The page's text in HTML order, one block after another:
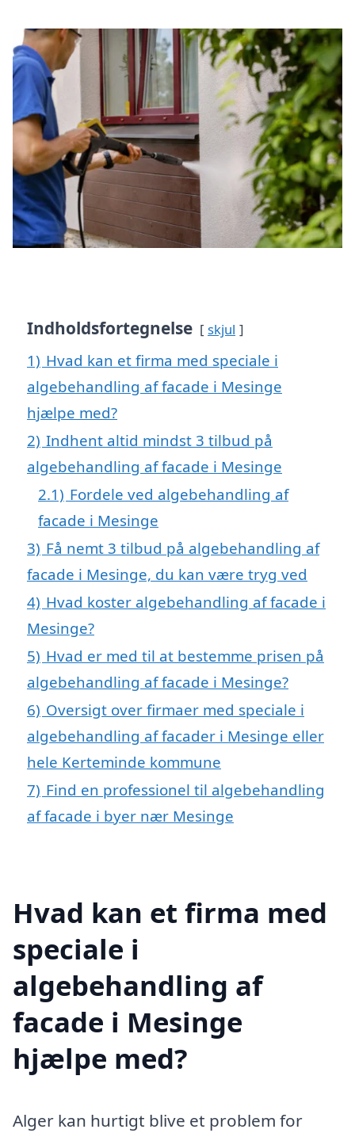
Indholdsfortegnelse skjul
1) Hvad kan et firma med speciale i
algebehandling af facade i Mesinge
hjælpe med?
2) Indhent altid mindst 3 tilbud på
algebehandling af facade i Mesinge
2.1) Fordele ved algebehandling af
facade i Mesinge
3) Få nemt 3 tilbud på algebehandling af
facade i Mesinge, du kan være tryg ved
4) Hvad koster algebehandling af facade i
Mesinge?
5) Hvad er med til at bestemme prisen på
algebehandling af facade i Mesinge?
6) Oversigt over firmaer med speciale i
algebehandling af facader i Mesinge eller
hele Kerteminde kommune
7) Find en professionel til algebehandling
af facade i byer nær Mesinge
Hvad kan et firma med
speciale i
algebehandling af
facade i Mesinge
hjælpe med?
Alger kan hurtigt blive et problem for